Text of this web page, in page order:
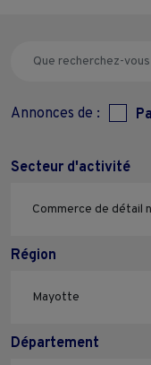
Annonces de :
Secteur d'activité
Région
Département